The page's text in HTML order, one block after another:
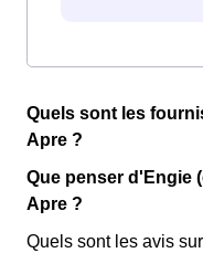
Quels sont les
Apre ?
Que penser d'Engie
Apre ?
Quels sont les avis